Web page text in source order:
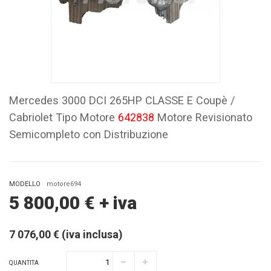
Mercedes 3000 DCI 265HP CLASSE E Coupè /
Cabriolet Tipo Motore 642838 Motore Revisionato
Semicompleto con Distribuzione
MODELLO motore694
5 800,00 € + iva
7 076,00 € (iva inclusa)
QUANTITA